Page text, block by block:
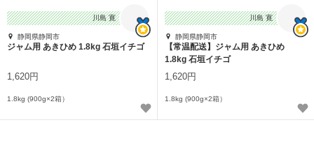
川島 寛
静岡県静岡市
ジャム用 あきひめ 1.8kg 石垣イチゴ
1,620円
1.8kg (900g×2箱）
川島 寛
静岡県静岡市
【常温配送】ジャム用 あきひめ
1.8kg 石垣イチゴ
1,620円
1.8kg (900g×2箱）